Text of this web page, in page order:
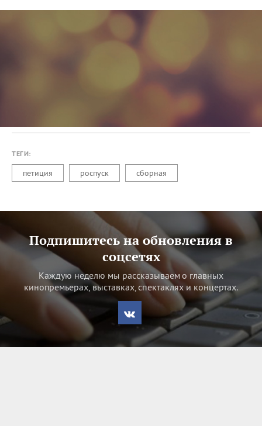
ТЕГИ:
петиция роспуск сборная
Подпишитесь на обновления в
соцсетях
Каждую неделю мы рассказываем о главных
кинопремьерах, выставках, спектаклях и концертах.